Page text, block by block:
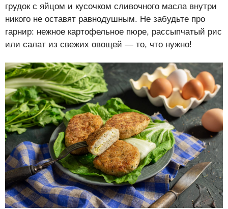
грудок с яйцом и кусочком сливочного масла внутри
никого не оставят равнодушным. Не забудьте про
гарнир: нежное картофельное пюре, рассыпчатый рис
или салат из свежих овощей — то, что нужно!